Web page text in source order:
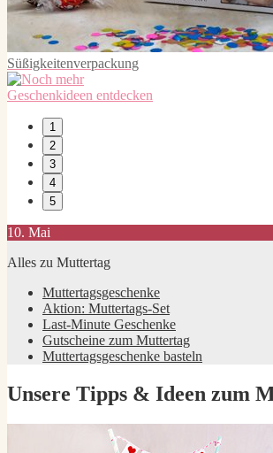
Süßigkeitenverpackung
1
2
3
4
5
10. Mai
Alles zu Muttertag
Muttertagsgeschenke
Aktion: Muttertags-Set
Last-Minute Geschenke
Gutscheine zum Muttertag
Muttertagsgeschenke basteln
Unsere Tipps & Ideen zum